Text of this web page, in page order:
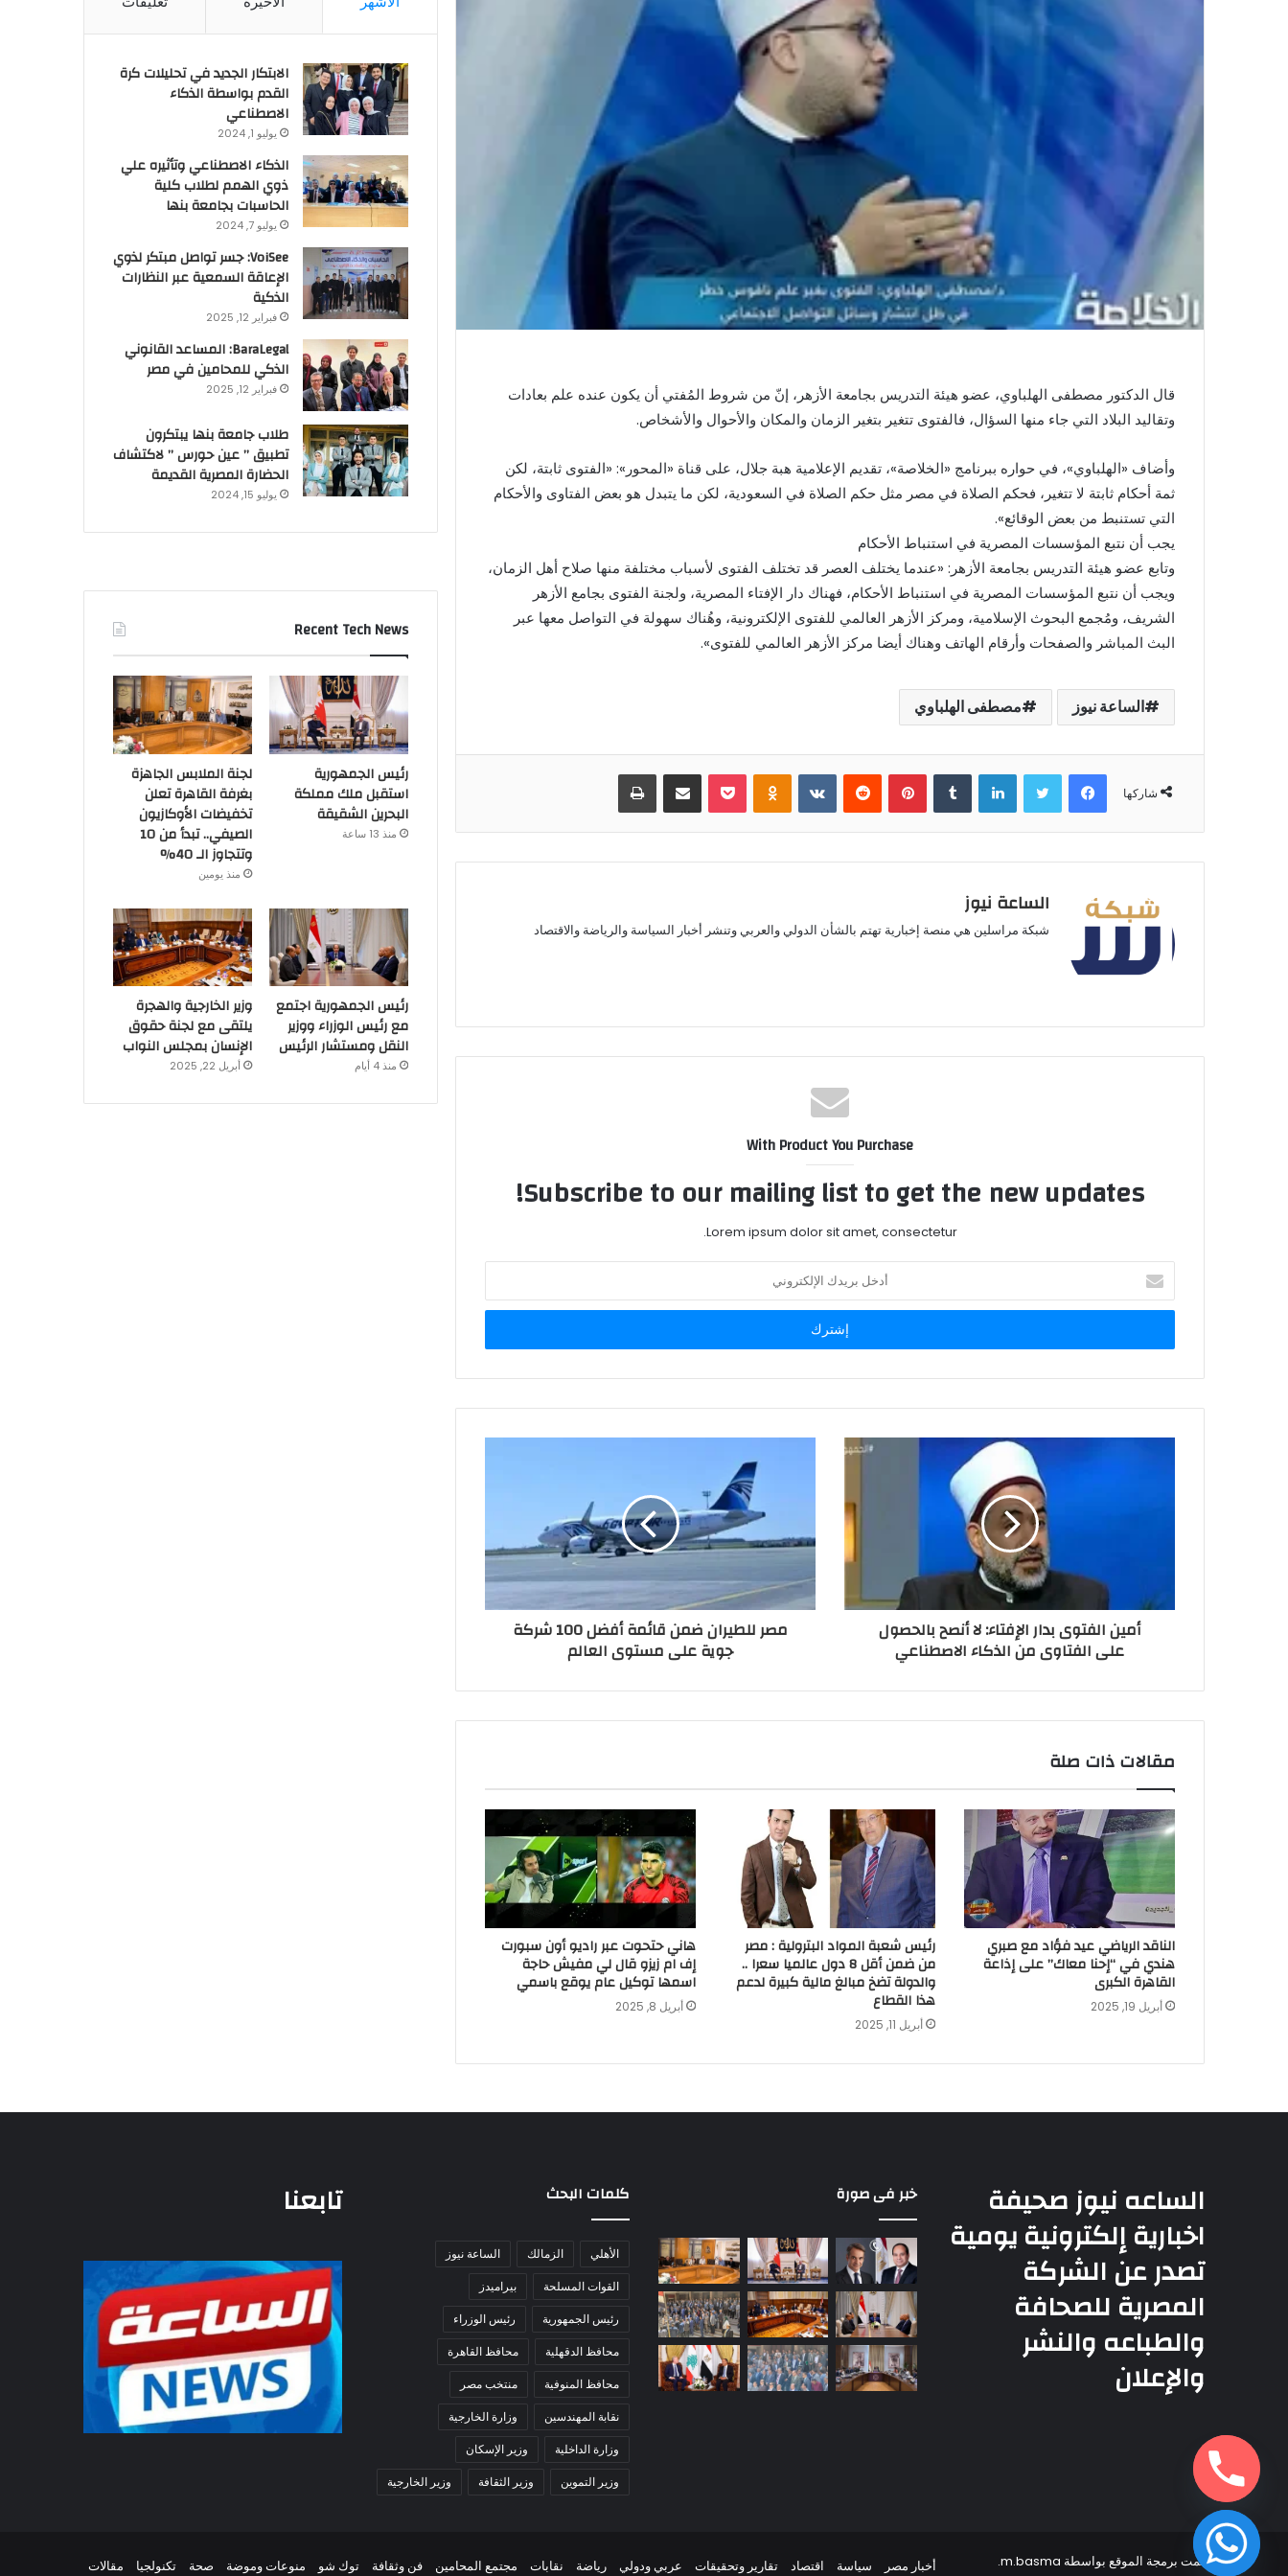
قال الدكتور مصطفى الهلباوي، عضو هيئة التدريس بجامعة الأزهر، إنّ من شروط المُفتي أن يكون عنده علم بعادات
وتقاليد البلاد التي جاء منها السؤال، فالفتوى تتغير بتغير الزمان والمكان والأحوال والأشخاص.
وأضاف «الهلباوي»، في حواره ببرنامج «الخلاصة»، تقديم الإعلامية هبة جلال، على قناة «المحور»: «الفتوى ثابتة، لكن
ثمة أحكام ثابتة لا تتغير، فحكم الصلاة في مصر مثل حكم الصلاة في السعودية، لكن ما يتبدل هو بعض الفتاوى والأحكام
التي تستنبط من بعض الوقائع».
يجب أن نتبع المؤسسات المصرية في استنباط الأحكام
وتابع عضو هيئة التدريس بجامعة الأزهر: «عندما يختلف العصر قد تختلف الفتوى لأسباب مختلفة منها صلاح أهل الزمان،
ويجب أن نتبع المؤسسات المصرية في استنباط الأحكام، فهناك دار الإفتاء المصرية، ولجنة الفتوى بجامع الأزهر
الشريف، ومُجمع البحوث الإسلامية، ومركز الأزهر العالمي للفتوى الإلكترونية، وهُناك سهولة في التواصل معها عبر
البث المباشر والصفحات وأرقام الهاتف وهناك أيضا مركز الأزهر العالمي للفتوى».
الساعة نيوز مصطفى الهلباوي
شاركها
فيسبوكتويتر لينكدإن بينتيريست Odnoklassniki
بوكيت مشاركة عبر البريد طباعة
الساعة نيوز
شبكة مراسلين هي منصة إخبارية تهتم بالشأن الدولي والعربي وتنشر أخبار السياسة والرياضة والاقتصاد
With Product You Purchase
Subscribe to our mailing list to get the new updates!
Lorem ipsum dolor sit amet, consectetur.
أدخل
بريدك
الإلكتروني
أمين الفتوى بدار الإفتاء: لا أنصح بالحصول
على الفتاوى من الذكاء الاصطناعي
مصر للطيران ضمن قائمة أفضل 100 شركة
جوية على مستوى العالم
مقالات ذات صلة
الناقد الرياضي عيد فؤاد مع صبري
هندي في “إحنا معاك” على إذاعة
القاهرة الكبرى
أبريل 19, 2025
رئيس شعبة المواد البترولية : مصر
من ضمن أقل 8 دول عالميا سعرا ..
والدولة تضخ مبالغ مالية كبيرة لدعم
هذا القطاع
أبريل 11, 2025
هاني حتحوت عبر راديو أون سبورت
إف ام زيزو قال لي مفيش حاجة
اسمها توكيل عام يوقع باسمي
أبريل 8, 2025
الابتكار الجديد في تحليلات كرة
القدم بواسطة الذكاء
الاصطناعي
يوليو 1, 2024
الذكاء الاصطناعي وتأثيره علي
ذوي الهمم لطلاب كلية
الحاسبات بجامعة بنها
يوليو 7, 2024
VoiSee: جسر تواصل مبتكر لذوي
الإعاقة السمعية عبر النظارات
الذكية
فبراير 12, 2025
BaraLegal: المساعد القانوني
الذكي للمحامين في مصر
فبراير 12, 2025
طلاب جامعة بنها يبتكرون
تطبيق ” عين حورس ” لاكتشاف
الحضارة المصرية القديمة
يوليو 15, 2024
Recent Tech News
رئيس الجمهورية
استقبل ملك مملكة
البحرين الشقيقة
منذ 13 ساعة
لجنة الملابس الجاهزة
بغرفة القاهرة تعلن
تخفيضات الأوكازيون
الصيفي.. تبدأ من 10
وتتجاوز الـ 40%
منذ يومين
رئيس الجمهورية اجتمع
مع رئيس الوزراء ووزير
النقل ومستشار الرئيس
منذ 4 أيام
وزير الخارجية والهجرة
يلتقى مع لجنة حقوق
الإنسان بمجلس النواب
أبريل 22, 2025
الساعه نيوز صحيفة
اخبارية إلكترونية يومية
تصدر عن الشركة
المصرية للصحافة
والطباعه والنشر
والإعلان
خبر فى صورة كلمات البحث
الأهلي الزمالك
الساعة نيوز
القوات المسلحة
بيراميدز
رئيس الجمهورية
رئيس الوزراء
محافظ الدقهلية
محافظ القاهرة
محافظ المنوفية
منتخب مصر
نقابة المهندسين
وزارة الخارجية
وزارة الداخلية
وزير الإسكان
وزير التموين
وزير الثقافة وزير الخارجية
تابعنا
تمت برمجة الموقع بواسطة m.basma
. أخبار مصر سياسة اقتصاد تقارير وتحقيقات عربي ودولي رياضة نقابات مجتمع المحامين فن وثقافة توك شو منوعات وموضة صحة تكنولجيا مقالات